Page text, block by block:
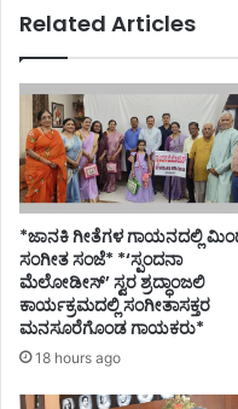
ಸ್
ಬಂ
ದಿ
ಗ
ಳು
ಅ
ಮಾ
ನ
ತು
Related Articles
*ಜಾನಕಿ ಗೀತೆಗಳ ಗಾಯನದಲ್ಲಿ
ಸಂಗೀತ ಸಂಜೆ* *‘ಸ್ಪಂದನಾ
ಮೆಲೋಡೀಸ್’ ಸ್ವರ ಶ್ರದ್ಧಾಂಜಲಿ
ಕಾರ್ಯಕ್ರಮದಲ್ಲಿ ಸಂಗೀತಾಸಕ್ತರ
ಮನಸೂರೆಗೊಂಡ ಗಾಯಕರು*
18 hours ago